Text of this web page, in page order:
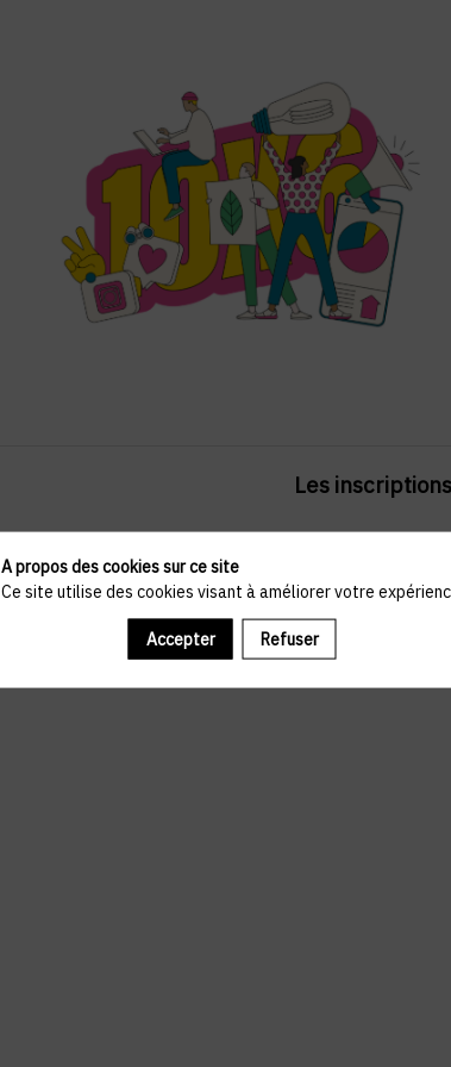
Les
A propos des cookies sur ce site
Ce site utilise des cookies visant à améliorer votre
Accepter Refuser